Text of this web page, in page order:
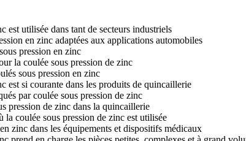
est utilisée dans tant de secteurs industriels
en zinc adaptées aux applications automobiles
pression en zinc
la coulée sous pression de zinc
sous pression en zinc
est si courante dans les produits de quincaillerie
par coulée sous pression de zinc
pression de zinc dans la quincaillerie
coulée sous pression de zinc est utilisée
zinc dans les équipements et dispositifs médicaux